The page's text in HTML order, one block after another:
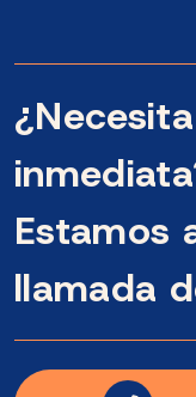
Estamos
llamada